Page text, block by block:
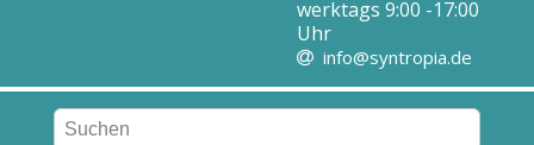
werktags 9:00 -17:00
Uhr
info@syntropia.de